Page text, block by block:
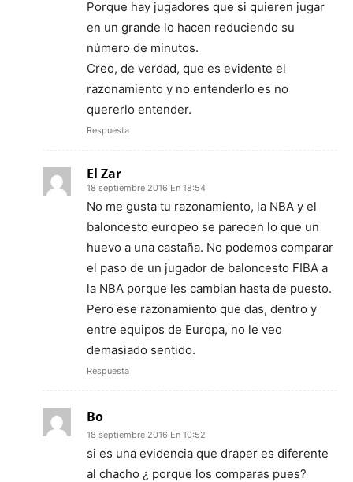
Porque hay jugadores que si quieren jugar
en un grande lo hacen reduciendo su
número de minutos.
Creo, de verdad, que es evidente el
razonamiento y no entenderlo es no
quererlo entender.
Respuesta
El Zar
18 septiembre 2016 En 18:54
No me gusta tu razonamiento, la NBA y el
baloncesto europeo se parecen lo que un
huevo a una castaña. No podemos comparar
el paso de un jugador de baloncesto FIBA a
la NBA porque les cambian hasta de puesto.
Pero ese razonamiento que das, dentro y
entre equipos de Europa, no le veo
demasiado sentido.
Respuesta
Bo
18 septiembre 2016 En 10:52
si es una evidencia que draper es diferente
al chacho ¿ porque los comparas pues?